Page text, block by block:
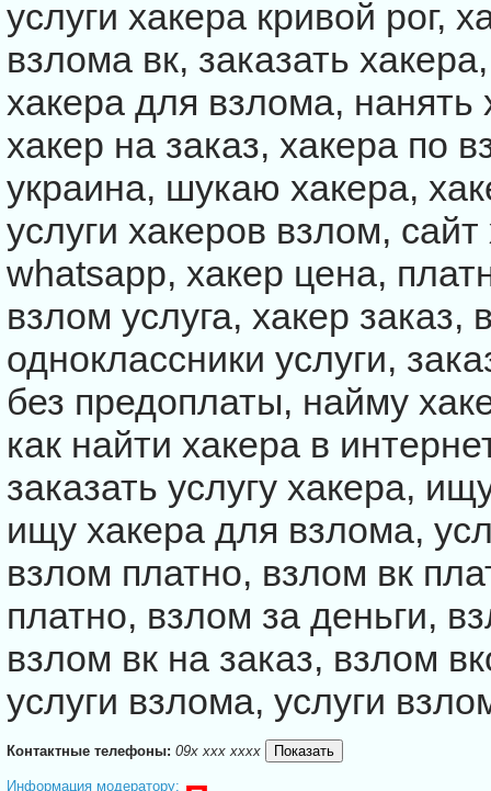
услуги хакера кривой рог,
взлома вк, заказать
хакера для взлома,
хакер на заказ, хакера по
украина, шукаю хакера,
услуги хакеров взлом,
whatsapp, хакер цена,
взлом услуга, хакер заказ,
одноклассники услуги,
без предоплаты, найму
как найти хакера в
заказать услугу хакера,
ищу хакера для взлома,
взлом платно, взлом вк
платно, взлом за деньги,
взлом вк на заказ, взлом
услуги взлома, услуги
Контактные телефоны: 09x xxx xxxx
Информация модератору: